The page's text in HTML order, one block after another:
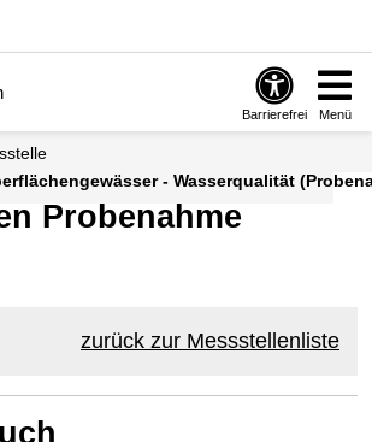
Barrierefrei Menü
- Wasserqualität
Probenahme
zurück zur Messstellenliste